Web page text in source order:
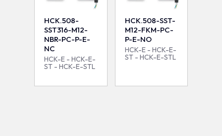
HCK.508-
SST316-M12-
NBR-PC-P-E-
NC
HCK-E - HCK-E-
ST - HCK-E-STL
HCK.508-SST-
M12-FKM-PC-
P-E-NO
HCK-E - HCK-E-
ST - HCK-E-STL